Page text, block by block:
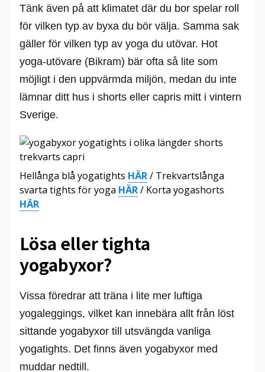
Tänk även på att klimatet där du bor spelar roll
för vilken typ av byxa du bör välja. Samma sak
gäller för vilken typ av yoga du utövar. Hot
yoga-utövare (Bikram) bär ofta så lite som
möjligt i den uppvärmda miljön, medan du inte
lämnar ditt hus i shorts eller capris mitt i vintern
Sverige.
Hellånga blå yogatights HÄR/ Trekvartslånga
svarta tights för yoga HÄR/ Korta yogashorts
HÄR
Lösa eller tighta
yogabyxor?
Vissa föredrar att träna i lite mer luftiga
yogaleggings, vilket kan innebära allt från löst
sittande yogabyxor till utsvängda vanliga
yogatights. Det finns även yogabyxor med
muddar nedtill.